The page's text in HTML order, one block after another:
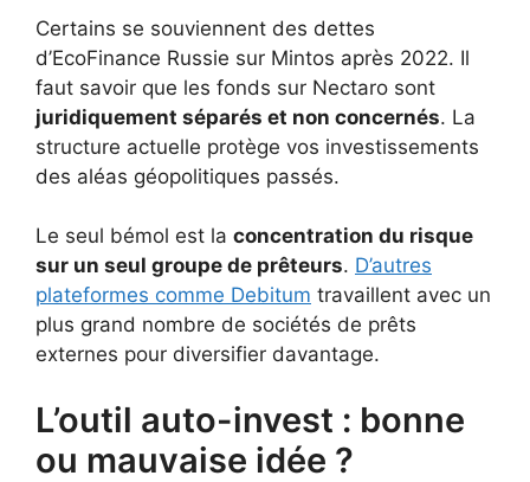
Certains se souviennent des dettes
d’EcoFinance Russie sur Mintos après 2022. Il
faut savoir que les fonds sur Nectaro sont
juridiquement séparés et non concernés. La
structure actuelle protège vos investissements
des aléas géopolitiques passés.
Le seul bémol est la concentration du risque
sur un seul groupe de prêteurs. D’autres
plateformes comme Debitum travaillent avec un
plus grand nombre de sociétés de prêts
externes pour diversifier davantage.
L’outil auto-invest : bonne
ou mauvaise idée ?